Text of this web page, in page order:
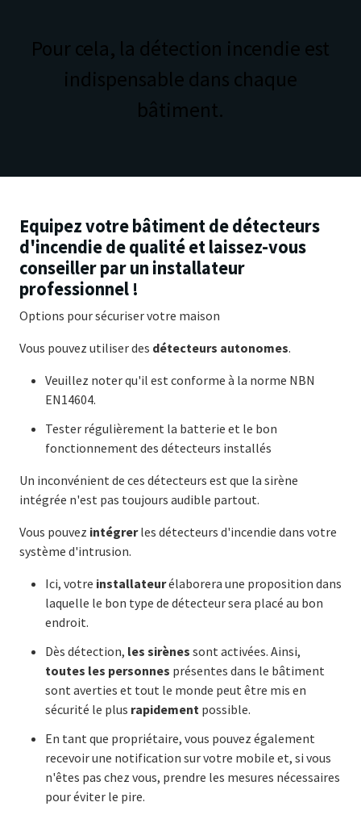
Pour cela, la détection incendie est
indispensable dans chaque
bâtiment.
Equipez votre bâtiment de détecteurs
d'incendie de qualité et laissez-vous
conseiller par un installateur
professionnel !
Options pour sécuriser votre maison
Vous pouvez utiliser des détecteurs autonomes.
Veuillez noter qu'il est conforme à la norme NBN
EN14604.
Tester régulièrement la batterie et le bon
fonctionnement des détecteurs installés
Un inconvénient de ces détecteurs est que la sirène
intégrée n'est pas toujours audible partout.
Vous pouvez intégrerles détecteurs d'incendie dans votre
système d'intrusion.
Ici, votre installateurélaborera une proposition dans
laquelle le bon type de détecteur sera placé au bon
endroit.
Dès détection, les sirènes sont activées. Ainsi,
toutes les personnes présentes dans le bâtiment
sont averties et tout le monde peut être mis en
sécurité le plus rapidement possible.
En tant que propriétaire, vous pouvez également
recevoir une notification sur votre mobile et, si vous
n'êtes pas chez vous, prendre les mesures nécessaires
pour éviter le pire.